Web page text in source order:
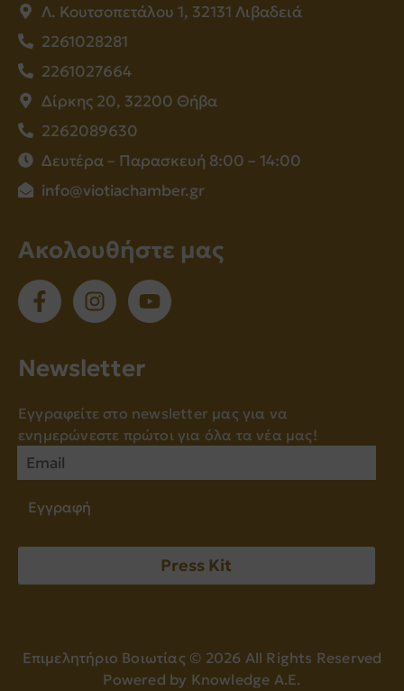
Λ. Κουτσοπετάλου 1, 32131 Λιβαδειά
2261028281
2261027664
Δίρκης 20, 32200 Θήβα
2262089630
Δευτέρα – Παρασκευή 8:00 – 14:00
info@viotiachamber.gr
Ακολουθήστε μας
Νewsletter
Εγγραφείτε στο newsletter μας για να
ενημερώνεστε πρώτοι για όλα τα νέα μας!
Εγγραφή
Press Kit
Επιμελητήριο Βοιωτίας © 2026 All Rights Reserved
Powered by Knowledge A.E.